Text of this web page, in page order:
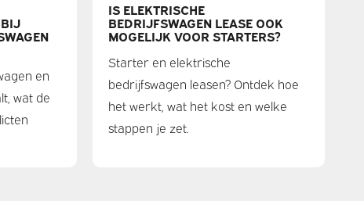
en
wat de
IS ELEKTRISCHE
BEDRIJFSWAGEN LEASE OOK
MOGELIJK VOOR STARTERS?
Starter en elektrische
bedrijfswagen leasen? Ontdek hoe
het werkt, wat het kost en welke
stappen je zet.